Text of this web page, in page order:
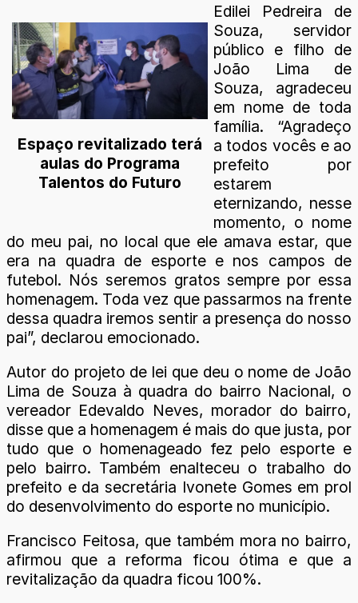
Espaço revitalizado terá
aulas do Programa
Talentos do Futuro
Edilei Pedreira de
Souza, servidor
público e filho de
João Lima de
Souza, agradeceu
em nome de toda
família. “Agradeço
a todos vocês e ao
prefeito por
estarem
eternizando, nesse
momento, o nome
do meu pai, no local que ele amava estar, que
era na quadra de esporte e nos campos de
futebol. Nós seremos gratos sempre por essa
homenagem. Toda vez que passarmos na frente
dessa quadra iremos sentir a presença do nosso
pai”, declarou emocionado.
Autor do projeto de lei que deu o nome de João
Lima de Souza à quadra do bairro Nacional, o
vereador Edevaldo Neves, morador do bairro,
disse que a homenagem é mais do que justa, por
tudo que o homenageado fez pelo esporte e
pelo bairro. Também enalteceu o trabalho do
prefeito e da secretária Ivonete Gomes em prol
do desenvolvimento do esporte no município.
Francisco Feitosa, que também mora no bairro,
afirmou que a reforma ficou ótima e que a
revitalização da quadra ficou 100%.